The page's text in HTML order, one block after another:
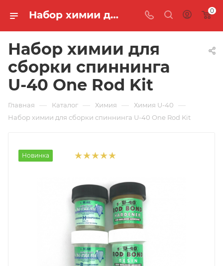
Набор химии для сборки U-40 One Rod Kit 🐟 купить по цене 2 350 руб. в интернет-магазине "MASTER FISH" 0
Набор химии для
сборки спиннинга
U-40 One Rod Kit
Главная — Каталог — Химия — Химия U-40 —
Набор химии для сборки спиннинга U-40 One Rod Kit
Новинка